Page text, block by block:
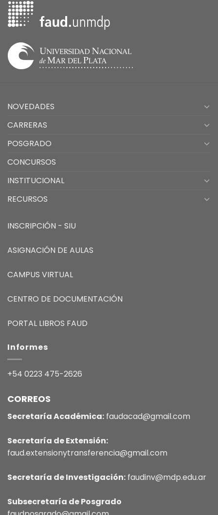
NOVEDADES
CARRERAS
POSGRADO
CONCURSOS
INSTITUCIONAL
RECURSOS
INSCRIPCIÓN - SIU
ASIGNACIÓN DE AULAS
CAMPUS VIRTUAL
CENTRO DE DOCUMENTACIÓN
PORTAL LIBROS FAUD
Informes
+54 0223 475-2626
CORREOS
Secretaría Académica: faudacad@gmail.com
Secretaría de Extensión:
faud.extensionytransferencia@gmail.com
Secretaría de Investigación: faudinv@mdp.edu.ar
Subsecretaría de Posgrado